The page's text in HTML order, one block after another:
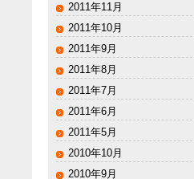
2011年11月
2011年10月
2011年9月
2011年8月
2011年7月
2011年6月
2011年5月
2010年10月
2010年9月